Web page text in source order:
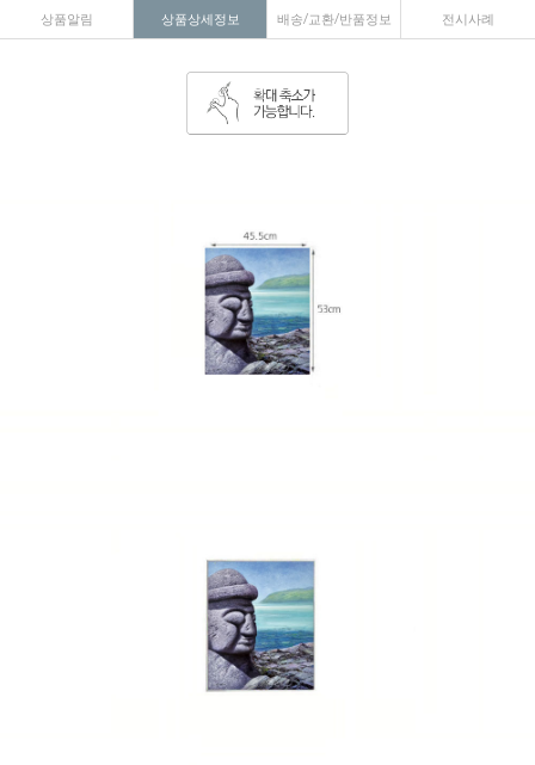
상품알림 상품상세정보 배송/교환/반품정보 전시사례